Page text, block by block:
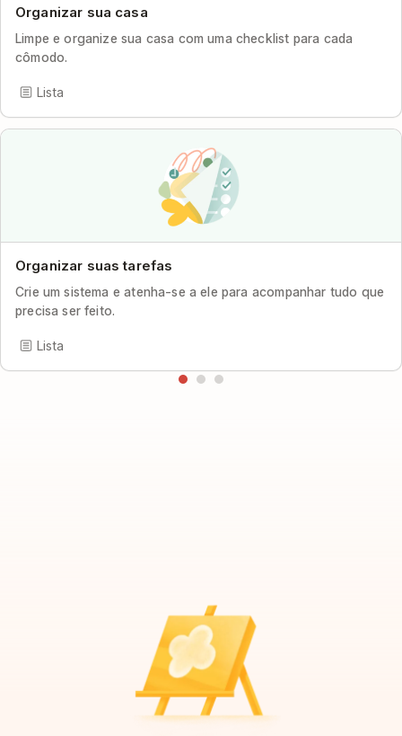
Organizar sua casa
Limpe e organize sua casa com uma checklist para cada
cômodo.
Lista
Organizar suas tarefas
Crie um sistema e atenha-se a ele para acompanhar tudo que
precisa ser feito.
Lista